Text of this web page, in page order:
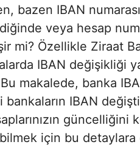
bazen IBAN
veya hesap
mi? Özellikle Ziraat
IBAN değişikliği
makalede, banka
IBAN
güncelliğini
için bu